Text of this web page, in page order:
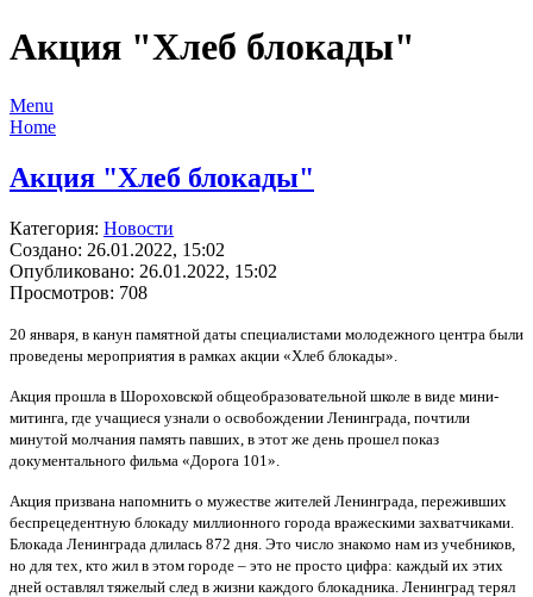
Акция "Хлеб блокады"
Menu
Home
Акция "Хлеб блокады"
Категория: Новости
Создано: 26.01.2022, 15:02
Опубликовано: 26.01.2022, 15:02
Просмотров: 708
20 января, в канун памятной даты специалистами молодежного центра были
проведены мероприятия в рамках акции «Хлеб блокады».
Акция прошла в Шороховской общеобразовательной школе в виде мини-
митинга, где учащиеся узнали о освобождении Ленинграда, почтили
минутой молчания память павших, в этот же день прошел показ
документального фильма «Дорога 101».
Акция призвана напомнить о мужестве жителей Ленинграда, переживших
беспрецедентную блокаду миллионного города вражескими захватчиками.
Блокада Ленинграда длилась 872 дня. Это число знакомо нам из учебников,
но для тех, кто жил в этом городе – это не просто цифра: каждый их этих
дней оставлял тяжелый след в жизни каждого блокадника. Ленинград терял